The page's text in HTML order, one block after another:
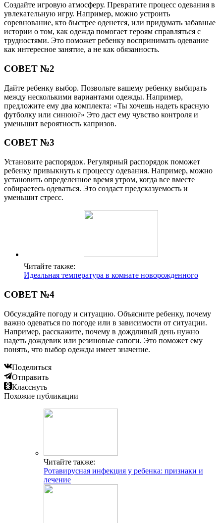
Создайте игровую атмосферу. Превратите процесс одевания в
увлекательную игру. Например, можно устроить
соревнование, кто быстрее оденется, или придумать забавные
истории о том, как одежда помогает героям справляться с
трудностями. Это поможет ребенку воспринимать одевание
как интересное занятие, а не как обязанность.
СОВЕТ №2
Дайте ребенку выбор. Позвольте вашему ребенку выбирать
между несколькими вариантами одежды. Например,
предложите ему два комплекта: «Ты хочешь надеть красную
футболку или синюю?» Это даст ему чувство контроля и
уменьшит вероятность капризов.
СОВЕТ №3
Установите распорядок. Регулярный распорядок поможет
ребенку привыкнуть к процессу одевания. Например, можно
установить определенное время утром, когда все вместе
собираетесь одеваться. Это создаст предсказуемость и
уменьшит стресс.
Читайте также:
Идеальная температура в комнате новорожденного
СОВЕТ №4
Обсуждайте погоду и ситуацию. Объясните ребенку, почему
важно одеваться по погоде или в зависимости от ситуации.
Например, расскажите, почему в дождливый день нужно
надеть дождевик или резиновые сапоги. Это поможет ему
понять, что выбор одежды имеет значение.
Поделиться
Отправить
Класснуть
Похожие публикации
Читайте также:
Ротавирусная инфекция у ребенка: признаки и
лечение